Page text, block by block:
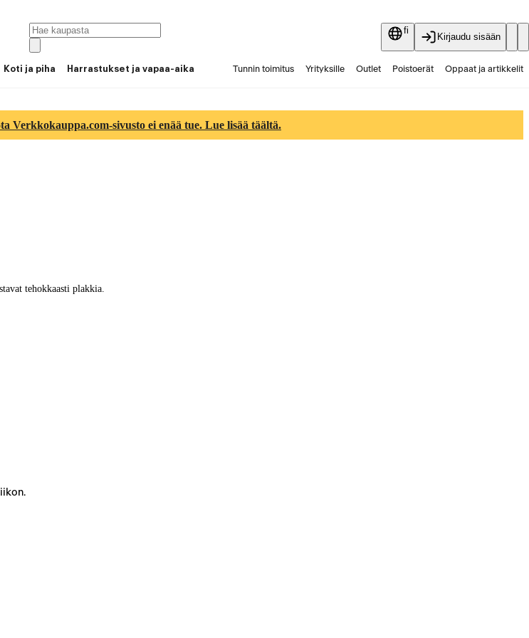
fi
Kirjaudu sisään
Koti ja piha Harrastukset ja vapaa-aika Tunnin toimitus Yrityksille Outlet Poistoerät Oppaat ja artikkelit
Verkkokauppa.com-sivusto ei enää tue. Lue lisää täältä.
tehokkaasti plakkia.